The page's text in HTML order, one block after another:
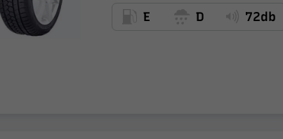
E D 72db